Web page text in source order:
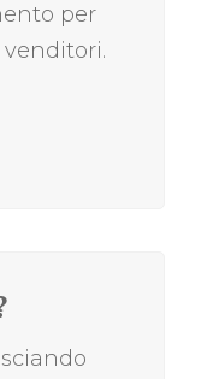
per